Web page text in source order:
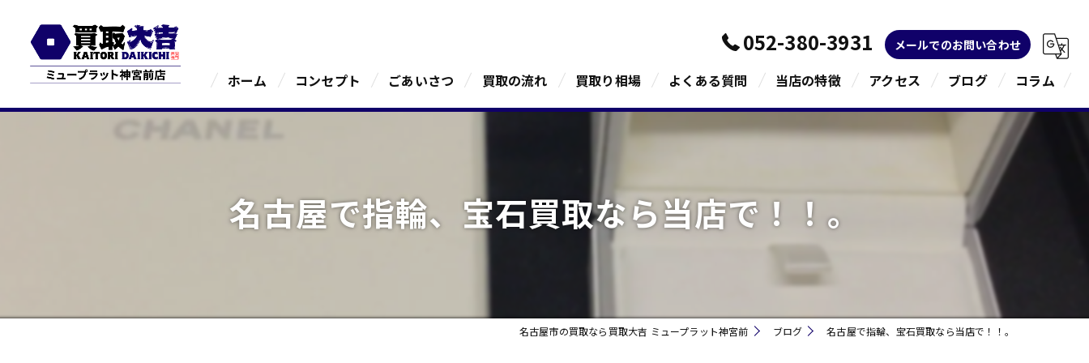
052-380-3931 メールでのお問い合わせ
ホーム コンセプト ごあいさつ 買取の流れ 買取り相場 よくある質問 当店の特徴
金
宝石
貴金属
指輪
アクセス ブログ コラム
名古屋で指輪、宝石買取なら当店で！！。
名古屋市の買取なら買取大吉 ミュープラット神宮前 ブログ 名古屋で指輪、宝石買取なら当店で！！。